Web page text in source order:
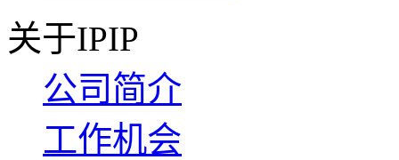
关于IPIP
公司简介
工作机会